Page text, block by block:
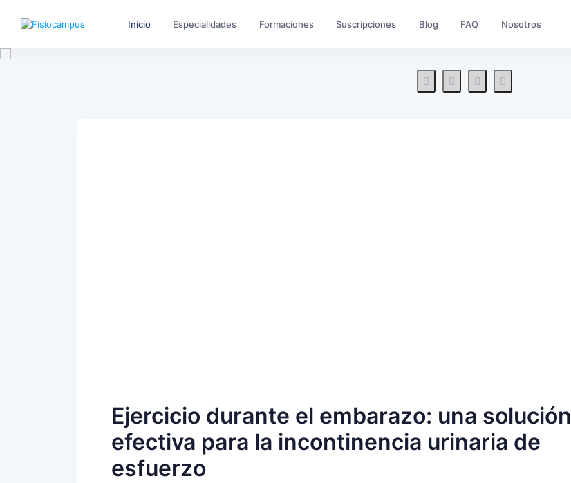
Inicio Especialidades Formaciones Suscripciones Blog FAQ Nosotros
Ejercicio durante el embarazo: una solución
efectiva para la incontinencia urinaria de
esfuerzo